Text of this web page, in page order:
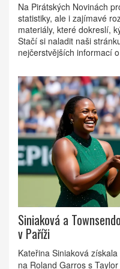
Na Pirátských Novinách
statistiky, ale i zajímavé
materiály, které dokreslí,
Stačí si naladit naši
nejčerstvějších informací
Siniaková a
v Paříži
Kateřina Siniaková
na Roland Garros s